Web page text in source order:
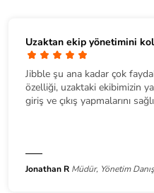
Uzaktan ekip yönetimini
Jibble şu ana kadar çok
özelliği, uzaktaki ekibimizin
giriş ve çıkış yapmalarını
Jonathan R Müdür, Yönetim